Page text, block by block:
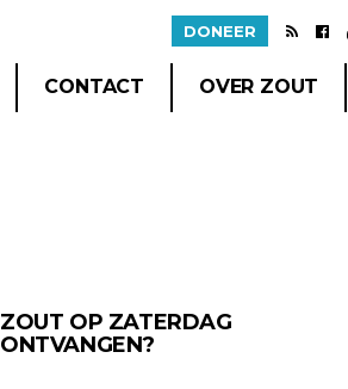
DONEER
CONTACT OVER ZOUT
ZOUT OP ZATERDAG
ONTVANGEN?